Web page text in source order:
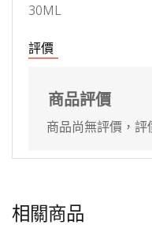
30ML
評價
商品評價
商品尚無評價，評
相關商品